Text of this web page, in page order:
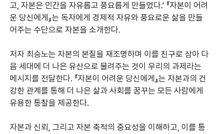
고, 자본은 인간을 자유롭고 풍요롭게 만들었다.’ 『자본이 어려
운 당신에게』는 독자에게 경제적 자유와 풍요로운 삶을 만들
어주는 수단으로 자본을 소개한다.
저자 최승노는 자본의 본질을 재조명하며 이를 친구로 삼아 다
음 세대에 더 나은 유산으로 물려주는 것이 우리의 과제라는
메시지를 전달한다. 『자본이 어려운 당신에게』는 자본과의 건
강한 관계를 통해 더 나은 삶과 사회를 꿈꾸는 모든 사람에게
유용한 통찰을 제공한다.
자본과 신뢰, 그리고 자본 축적의 중요성을 이해하고, 이를 통